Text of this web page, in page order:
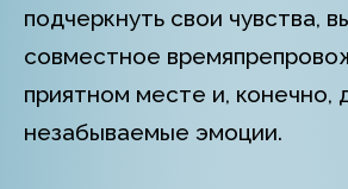
подчеркнуть свои чувства,
совместное
приятном месте и, конечно,
незабываемые эмоции.